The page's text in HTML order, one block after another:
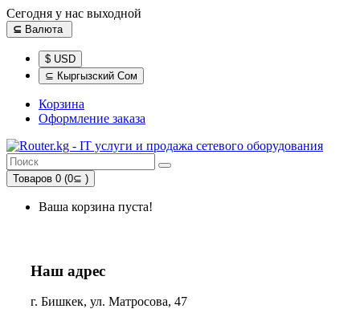
Сегодня у нас выходной
⊆ Валюта
$ USD
⊆ Кыргызский Сом
Корзина
Оформление заказа
Товаров 0 (0⊆ )
Ваша корзина пуста!
Наш адрес
г. Бишкек, ул. Матросова, 47